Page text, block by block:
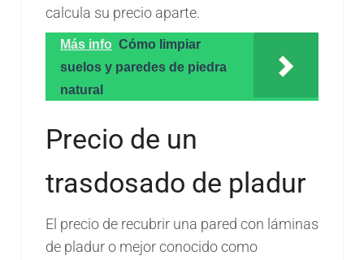
calcula su precio aparte.
Más info Cómo limpiar
suelos y paredes de piedra
natural
Precio de un
trasdosado de pladur
El precio de recubrir una pared con láminas
de pladur o mejor conocido como